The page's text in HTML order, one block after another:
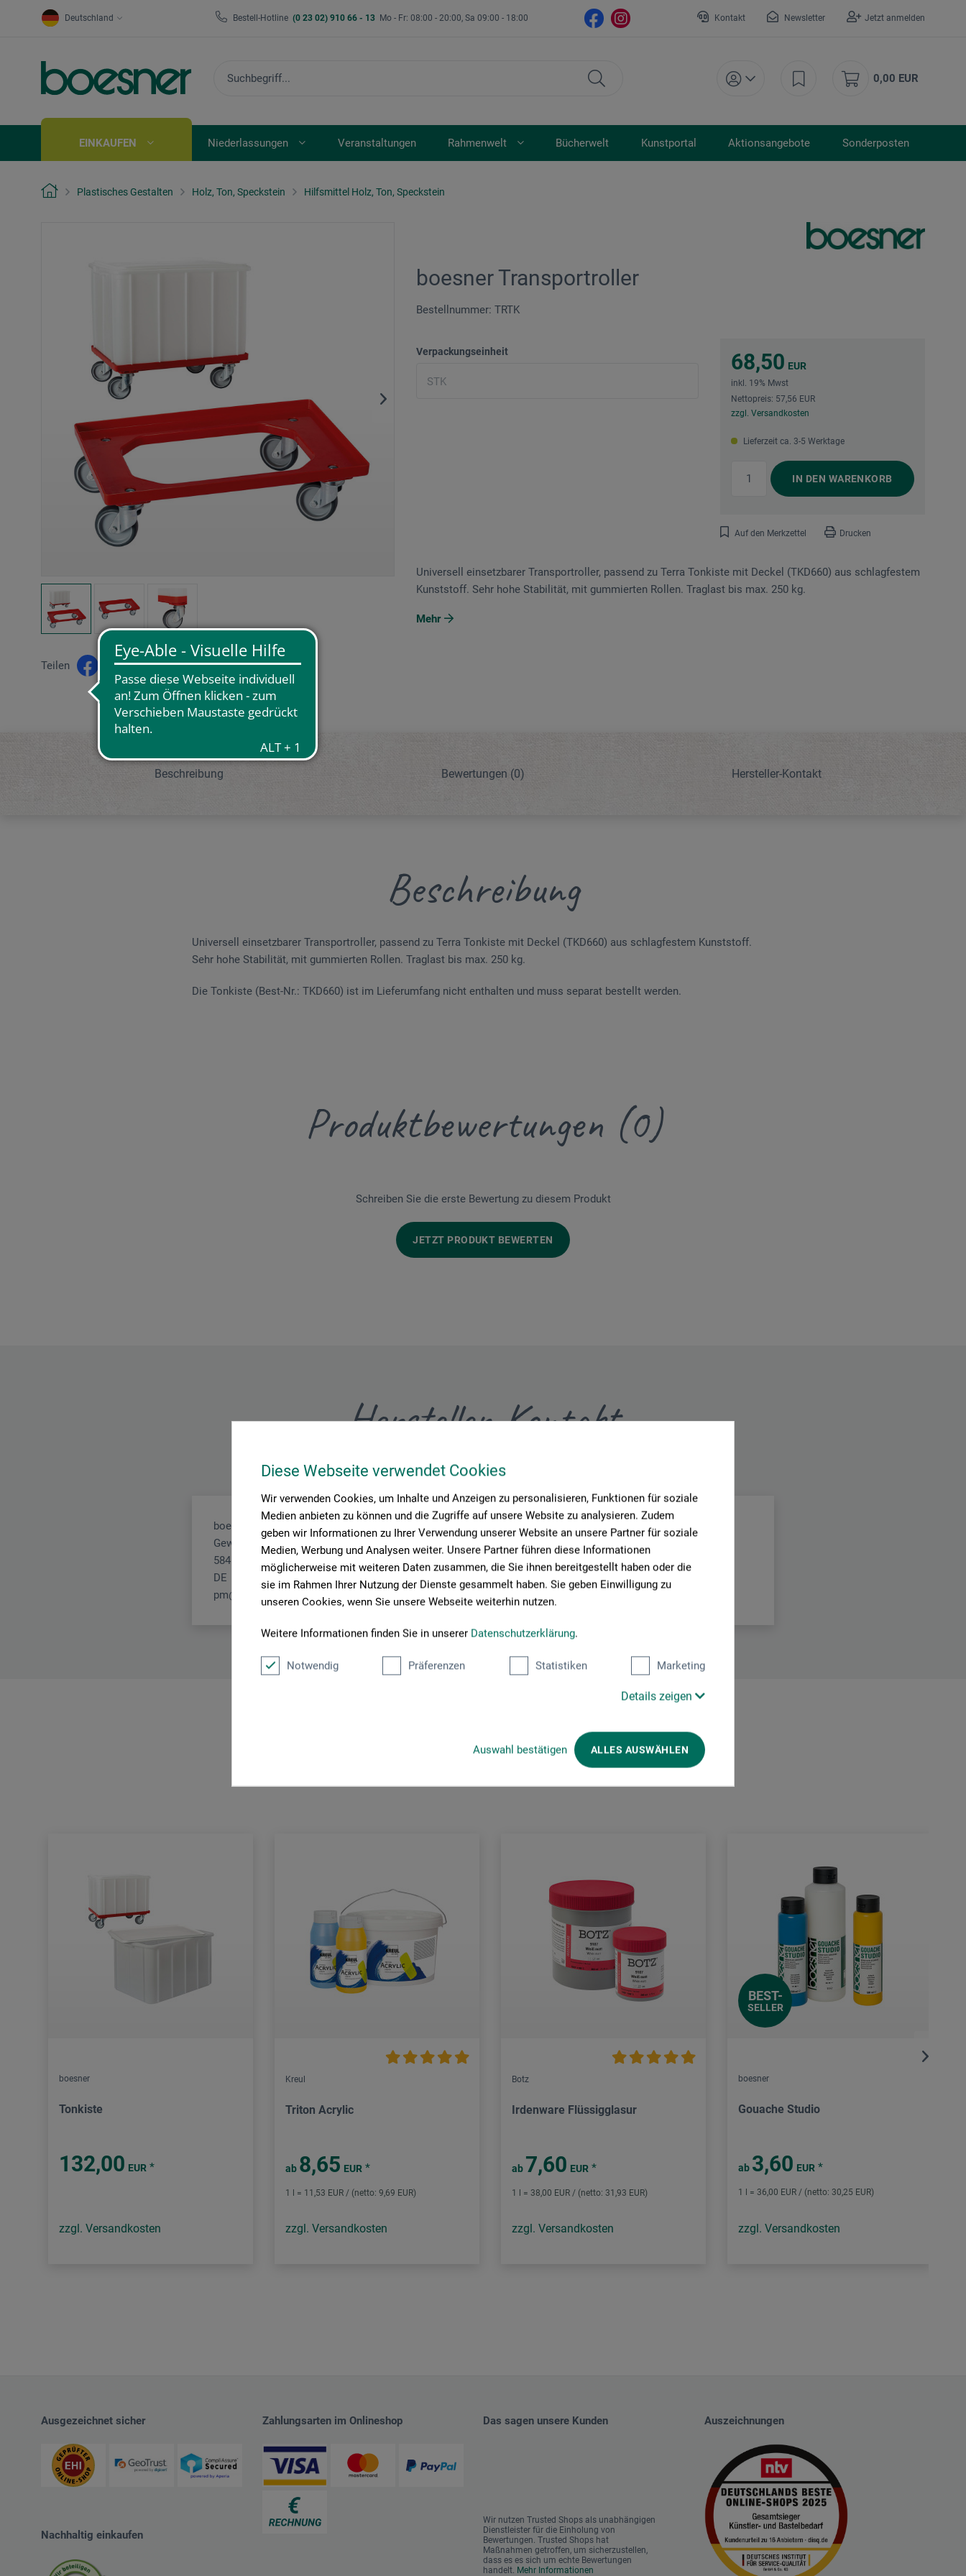
Diese Webseite verwendet Cookies
Wir verwenden Cookies, um Inhalte und Anzeigen zu personalisieren, Funktionen für soziale
Medien anbieten zu können und die Zugriffe auf unsere Website zu analysieren. Zudem
geben wir Informationen zu Ihrer Verwendung unserer Website an unsere Partner für soziale
Medien, Werbung und Analysen weiter. Unsere Partner führen diese Informationen
möglicherweise mit weiteren Daten zusammen, die Sie ihnen bereitgestellt haben oder die
sie im Rahmen Ihrer Nutzung der Dienste gesammelt haben. Sie geben Einwilligung zu
unseren Cookies, wenn Sie unsere Webseite weiterhin nutzen.
Weitere Informationen finden Sie in unserer Datenschutzerklärung.
Notwendig Präferenzen Statistiken Marketing
Details zeigen
Auswahl bestätigen ALLES AUSWÄHLEN
Deutschland Bestell-Hotline (0 23 02) 910 66 - 13 Mo - Fr: 08:00 - 20:00, Sa 09:00 - 18:00 Kontakt Newsletter Jetzt anmelden
0,00 EUR
EINKAUFEN Niederlassungen Veranstaltungen Rahmenwelt Bücherwelt Kunstportal Aktionsangebote Sonderposten
Plastisches Gestalten Holz, Ton, Speckstein Hilfsmittel Holz, Ton, Speckstein
boesner Transportroller
Bestellnummer: TRTK
Verpackungseinheit 68,50 EUR
inkl. 19% Mwst
Nettopreis: 57,56 EUR
zzgl. Versandkosten
Lieferzeit ca. 3-5 Werktage
IN DEN WARENKORB
Auf den Merkzettel Drucken
Teilen
Universell einsetzbarer Transportroller, passend zu Terra Tonkiste mit Deckel (TKD660) aus schlagfestem
Kunststoff. Sehr hohe Stabilität, mit gummierten Rollen. Traglast bis max. 250 kg.
Mehr
Beschreibung Bewertungen (0) Hersteller-Kontakt
Beschreibung
Universell einsetzbarer Transportroller, passend zu Terra Tonkiste mit Deckel (TKD660) aus schlagfestem Kunststoff.
Sehr hohe Stabilität, mit gummierten Rollen. Traglast bis max. 250 kg.
Die Tonkiste (Best-Nr.: TKD660) ist im Lieferumfang nicht enthalten und muss separat bestellt werden.
Produktbewertungen (0)
Schreiben Sie die erste Bewertung zu diesem Produkt
JETZT PRODUKT BEWERTEN
Hersteller-Kontakt
Hier finden Sie die Kontaktdaten des Herstellers zu diesem Produkt.
boesner GmbH holding + innovations
Gewerkenstr. 2
58456 Witten
DE
pm@boesner.com
Kunden kauften auch
boesner
Tonkiste
132,00 EUR *
zzgl. Versandkosten
Kreul
Triton Acrylic
ab 8,65 EUR *
1 l = 11,53 EUR / (netto: 9,69 EUR)
zzgl. Versandkosten
Botz
Irdenware Flüssigglasur
ab 7,60 EUR *
1 l = 38,00 EUR / (netto: 31,93 EUR)
zzgl. Versandkosten
BEST-
SELLER
boesner
Gouache Studio
ab 3,60 EUR *
1 l = 36,00 EUR / (netto: 30,25 EUR)
zzgl. Versandkosten
Ausgezeichnet sicher
Nachhaltig einkaufen
Zahlungsarten im Onlineshop Das sagen unsere Kunden
Wir nutzen Trusted Shops als unabhängigen
Dienstleister für die Einholung von
Bewertungen. Trusted Shops hat
Maßnahmen getroffen, um sicherzustellen,
dass es es sich um echte Bewertungen
handelt. Mehr Informationen
Auszeichnungen